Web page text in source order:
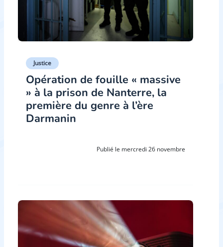
Justice
Opération de fouille « massive
» à la prison de Nanterre, la
première du genre à l’ère
Darmanin
Publié le mercredi 26 novembre